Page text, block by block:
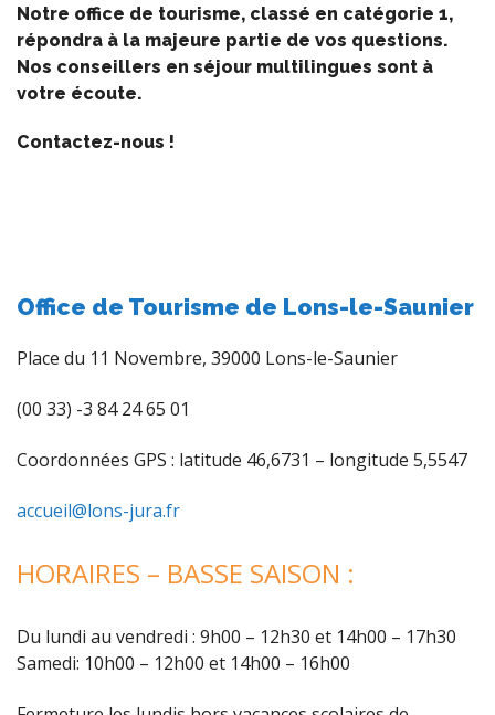
Notre office de tourisme, classé en catégorie 1,
répondra à la majeure partie de vos questions.
Nos conseillers en séjour multilingues sont à
votre écoute.
Contactez-nous !
Office de Tourisme de Lons-le-Saunier
Place du 11 Novembre, 39000 Lons-le-Saunier
(00 33) -3 84 24 65 01
Coordonnées GPS : latitude 46,6731 – longitude 5,5547
accueil@lons-jura.fr
HORAIRES – BASSE SAISON :
Du lundi au vendredi : 9h00 – 12h30 et 14h00 – 17h30
Samedi: 10h00 – 12h00 et 14h00 – 16h00